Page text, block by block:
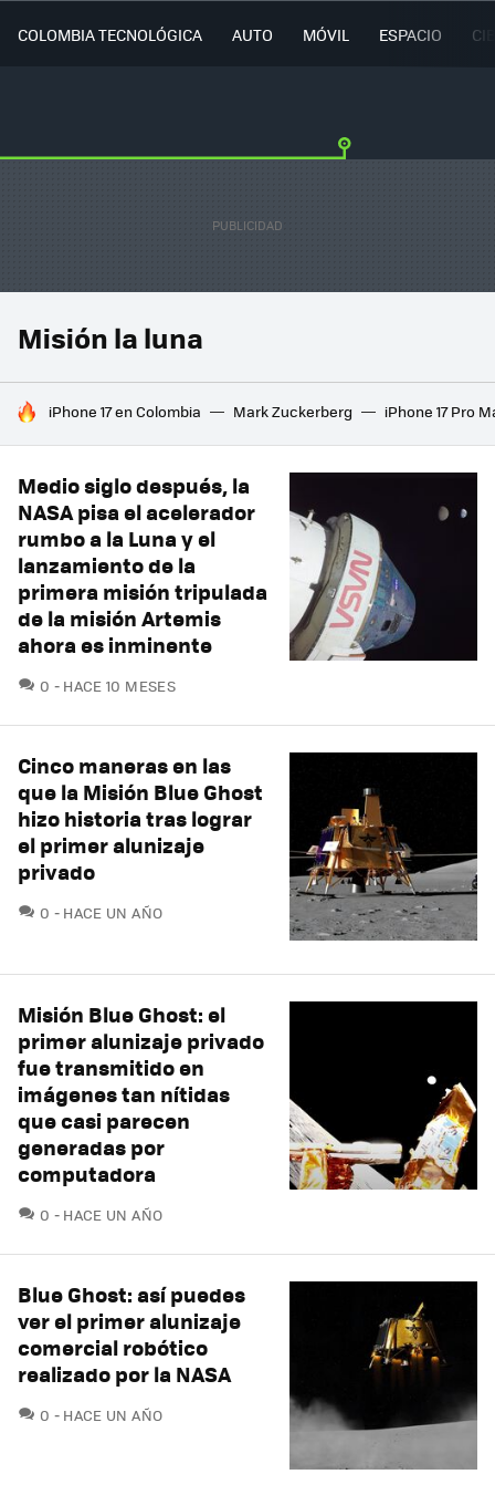
COLOMBIA TECNOLÓGICA AUTO MÓVIL ESPACIO
Misión la luna
HOY SE HABLA DE
iPhone 17 en Colombia Mark Zuckerberg iPhone 17 Pro
Medio siglo después, la
NASA pisa el acelerador
rumbo a la Luna y el
lanzamiento de la
primera misión tripulada
de la misión Artemis
ahora es inminente
0 COMENTARIOS
HACE 10 MESES
Cinco maneras en las
que la Misión Blue Ghost
hizo historia tras lograr
el primer alunizaje
privado
0 COMENTARIOS
HACE UN AÑO
Misión Blue Ghost: el
primer alunizaje privado
fue transmitido en
imágenes tan nítidas
que casi parecen
generadas por
computadora
0 COMENTARIOS
HACE UN AÑO
Blue Ghost: así puedes
ver el primer alunizaje
comercial robótico
realizado por la NASA
0 COMENTARIOS
HACE UN AÑO